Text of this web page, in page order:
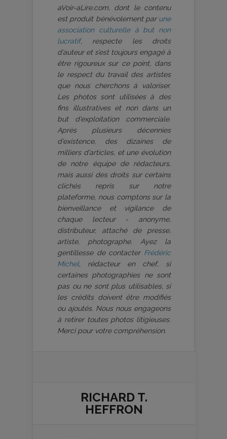
aVoir-aLire.com, dont le contenu
est produit bénévolement par une
association culturelle à but non
lucratif, respecte les droits
d’auteur et s’est toujours engagé à
être rigoureux sur ce point, dans
le respect du travail des artistes
que nous cherchons à valoriser.
Les photos sont utilisées à des
fins illustratives et non dans un
but d’exploitation commerciale.
Après plusieurs décennies
d’existence, des dizaines de
milliers d’articles, et une évolution
de notre équipe de rédacteurs,
mais aussi des droits sur certains
clichés repris sur notre
plateforme, nous comptons sur la
bienveillance et vigilance de
chaque lecteur - anonyme,
distributeur, attaché de presse,
artiste, photographe. Ayez la
gentillesse de contacter Frédéric
Michel, rédacteur en chef, si
certaines photographies ne sont
pas ou ne sont plus utilisables, si
les crédits doivent être modifiés
ou ajoutés. Nous nous engageons
à retirer toutes photos litigieuses.
Merci pour votre compréhension.
RICHARD T.
HEFFRON